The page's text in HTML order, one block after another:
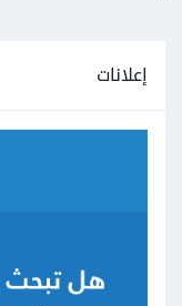
إعلانات